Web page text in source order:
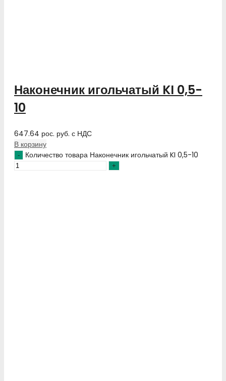
Наконечник игольчатый KI 0,5-
10
647.64 рос. руб. с НДС
В корзину
Количество товара Наконечник игольчатый KI 0,5-10